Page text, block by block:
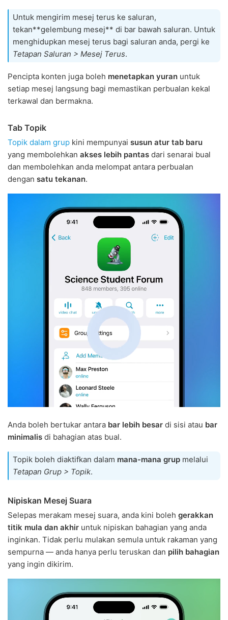
Untuk mengirim mesej terus ke saluran,
tekan**gelembung mesej** di bar bawah saluran. Untuk
menghidupkan mesej terus bagi saluran anda, pergi ke
Tetapan Saluran > Mesej Terus.
Pencipta konten juga boleh menetapkan yuran untuk
setiap mesej langsung bagi memastikan perbualan kekal
terkawal dan bermakna.
Tab Topik
Topik dalam grup kini mempunyai susun atur tab baru
yang membolehkan akses lebih pantas dari senarai bual
dan membolehkan anda melompat antara perbualan
dengan satu tekanan.
Anda boleh bertukar antara bar lebih besar di sisi atau bar
minimalis di bahagian atas bual.
Topik boleh diaktifkan dalam mana-mana grup melalui
Tetapan Grup > Topik.
Nipiskan Mesej Suara
Selepas merakam mesej suara, anda kini boleh gerakkan
titik mula dan akhir untuk nipiskan bahagian yang anda
inginkan. Tidak perlu mulakan semula untuk rakaman yang
sempurna — anda hanya perlu teruskan dan pilih bahagian
yang ingin dikirim.